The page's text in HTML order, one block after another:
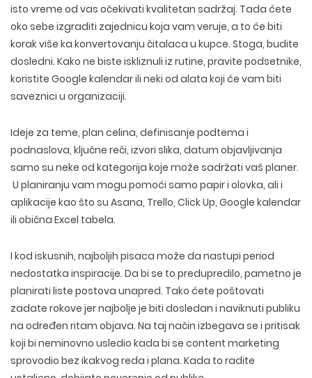
isto vreme od vas očekivati kvalitetan sadržaj. Tada ćete
oko sebe izgraditi zajednicu koja vam veruje, a to će biti
korak više ka konvertovanju čitalaca u kupce. Stoga, budite
dosledni. Kako ne biste iskliznuli iz rutine, pravite podsetnike,
koristite Google kalendar ili neki od alata koji će vam biti
saveznici u organizaciji.
Ideje za teme, plan celina, definisanje podtema i
podnaslova, ključne reči, izvori slika, datum objavljivanja
samo su neke od kategorija koje može sadržati vaš planer.
U planiranju vam mogu pomoći samo papir i olovka, ali i
aplikacije kao što su Asana, Trello, Click Up, Google kalendar
ili obična Excel tabela.
I kod iskusnih, najboljih pisaca može da nastupi period
nedostatka inspiracije. Da bi se to predupredilo, pametno je
planirati liste postova unapred. Tako ćete poštovati
zadate rokove jer najbolje je biti dosledan i naviknuti publiku
na određen ritam objava. Na taj način izbegava se i pritisak
koji bi neminovno usledio kada bi se content marketing
sprovodio bez ikakvog reda i plana. Kada to radite